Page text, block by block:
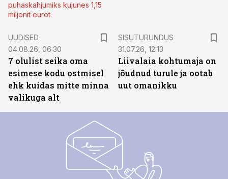
puhaskahjumiks kujunes 1,15
miljonit eurot.
UUDISED
04.08.26, 06:30
7 olulist seika oma
esimese kodu ostmisel
ehk kuidas mitte minna
valikuga alt
SISUTURUNDUS
31.07.26, 12:13
Liivalaia kohtumaja on
jõudnud turule ja ootab
uut omanikku